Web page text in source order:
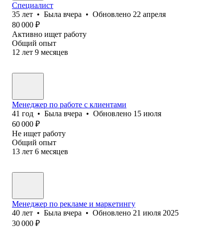
Специалист
35 лет • Была вчера • Обновлено 22 апреля
80 000 ₽
Активно ищет работу
Общий опыт
12 лет 9 месяцев
Менеджер по работе с клиентами
41 год • Была вчера • Обновлено 15 июля
60 000 ₽
Не ищет работу
Общий опыт
13 лет 6 месяцев
Менеджер по рекламе и маркетингу
40 лет • Была вчера • Обновлено 21 июля 2025
30 000 ₽